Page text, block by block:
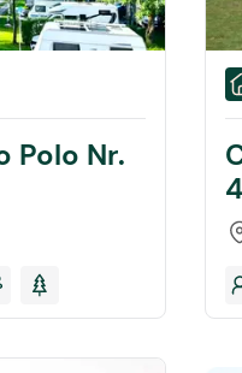
Polo Nr.